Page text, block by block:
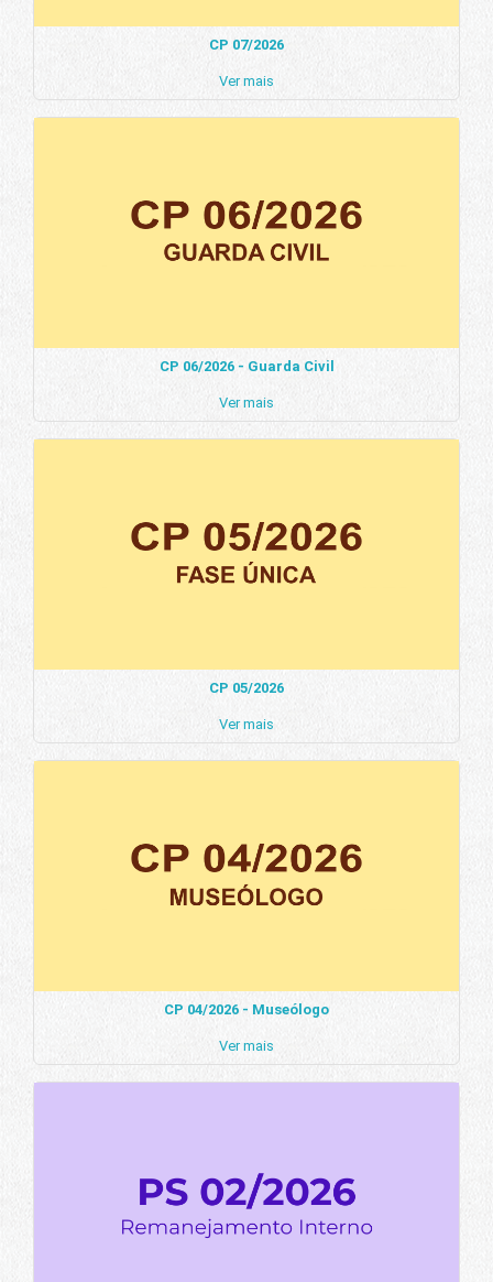
CP 07/2026
Ver mais
CP 06/2026 - Guarda Civil
Ver mais
CP 05/2026
Ver mais
CP 04/2026 - Museólogo
Ver mais